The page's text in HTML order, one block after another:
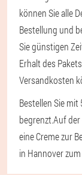
können Sie alle
Bestellung und
Sie günstigen
Erhalt des
Versandkosten
Bestellen Sie
begrenzt.Auf der
eine Creme zur
in Hannover